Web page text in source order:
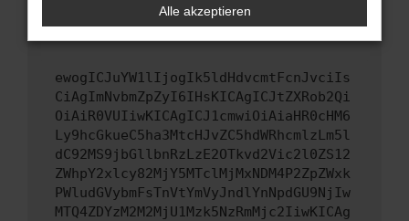
uns diesen Text schicken, um uns bei der
ewogICJuYW1lIjogIk5ldHdvcmtFcnJvciIs
CiAgImNvbmZpZyI6IHsKICAgICJtZXRob2Qi
OiAiR0VUIiwKICAgICJ1cmwiOiAiaHR0cHM6
Ly9hcGkueC5ha3MtcHJvZC5hdWRhcmlzLm5l
dC92MS9jbGllbnRzLzE2OTkvd2Vic2l0ZS12
ZWhpY2xlcy82MjY5MTclMjMxNDM4P2ZpZWxk
PWludGVybmFsTnVtYmVyJndlYnNpdGU9NjIw
MTQ4ZDYzM2M2MjU1Mzk5NzRmMjc2IiwKICAg
Alle akzeptieren